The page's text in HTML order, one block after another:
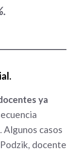
ya
casos
docente